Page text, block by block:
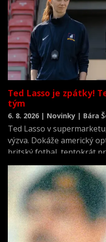
Ted Lasso je zpátky!
tým
6. 8. 2026 | Novinky | Bára
Ted Lasso v
výzva. Dokáže americký
britský fotbal, tentokrát